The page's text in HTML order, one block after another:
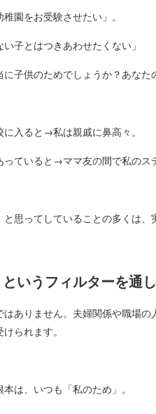
園をお受験させたい」。
子とはつきあわせたくない」
子供のためでしょうか？あなた
入ると→私は親戚に鼻高々。
っていると→ママ友の間で私のス
思ってしていることの多くは、
いうフィルターを通
ありません。夫婦関係や職場
られます。
は、いつも「私のため」。